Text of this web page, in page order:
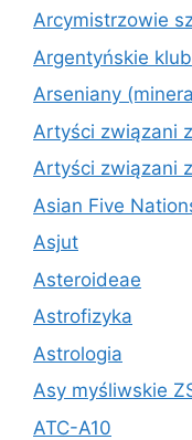
Arcymistrzowie
Argentyńskie
Arseniany
Artyści związani
Artyści związani
Asian Five
Asjut
Asteroideae
Astrofizyka
Astrologia
Asy myśliwskie
ATC-A10